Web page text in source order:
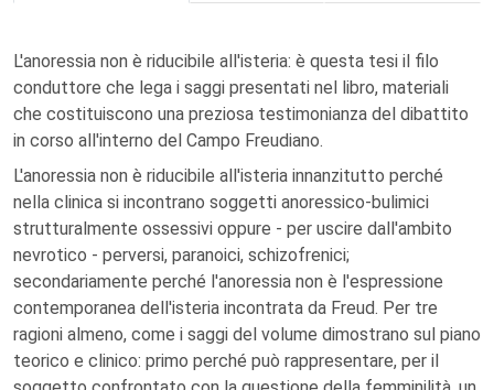
L'anoressia non è riducibile all'isteria: è questa tesi il filo
conduttore che lega i saggi presentati nel libro, materiali
che costituiscono una preziosa testimonianza del dibattito
in corso all'interno del Campo Freudiano.
L'anoressia non è riducibile all'isteria innanzitutto perché
nella clinica si incontrano soggetti anoressico-bulimici
strutturalmente ossessivi oppure - per uscire dall'ambito
nevrotico - perversi, paranoici, schizofrenici;
secondariamente perché l'anoressia non è l'espressione
contemporanea dell'isteria incontrata da Freud. Per tre
ragioni almeno, come i saggi del volume dimostrano sul piano
teorico e clinico: primo perché può rappresentare, per il